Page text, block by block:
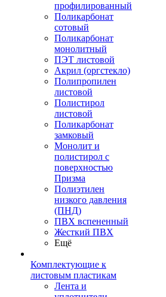
профилированный
Поликарбонат
сотовый
Поликарбонат
монолитный
ПЭТ листовой
Акрил (оргстекло)
Полипропилен
листовой
Полистирол
листовой
Поликарбонат
замковый
Монолит и
полистирол с
поверхностью
Призма
Полиэтилен
низкого давления
(ПНД)
ПВХ вспененный
Жесткий ПВХ
Ещё
Комплектующие к
листовым пластикам
Лента и